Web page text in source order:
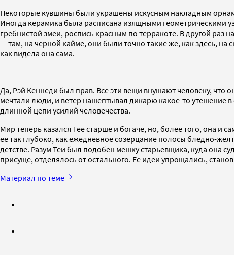
Некоторые кувшины были украшены искусным накладным
Иногда керамика была расписана изящными
гребнистой змеи, роспись красным по терракоте. В другой
— там, на черной кайме, они были точно такие же, как здесь,
как видела она сама.
Да, Рэй Кеннеди был прав. Все эти вещи внушают человеку, что
мечтали люди, и ветер нашептывал дикарю какое-то утешение
длинной цепи усилий человечества.
Мир теперь казался Тее старше и богаче, но, более того, она и
ее так глубоко, как ежедневное созерцание полосы бледно-
детстве. Разум Теи был подобен мешку старьевщика, куда она
присуще, отделялось от остального. Ее идеи упрощались,
Материал по теме